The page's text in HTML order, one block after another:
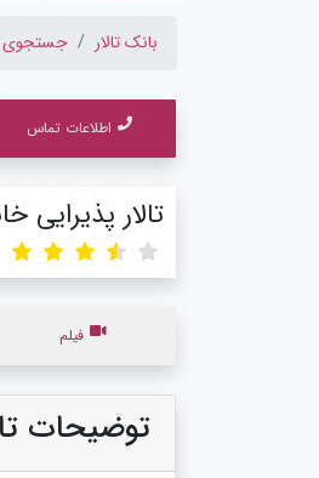
بانک تالار جستجوی
اطلاعات تماس
تالار پذیرایی
فیلم
توضیحات